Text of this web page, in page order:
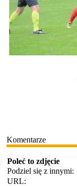
Komentarze
Poleć to zdjęcie
Podziel się z innymi:
URL: